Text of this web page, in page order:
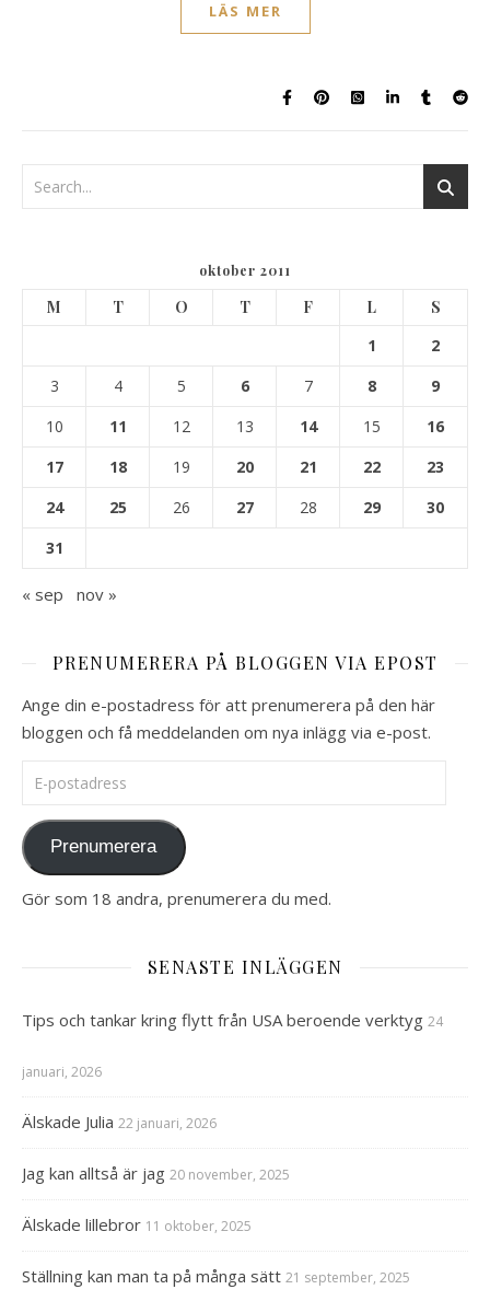
LÄS MER
oktober 2011
M T O T F L
S
1
2
3
4 5 6 7 8
9
10
11 12 13 14 15
16
17
18 19 20 21 22
23
24
25 26 27 28 29
30
31
« sep nov »
PRENUMERERA PÅ BLOGGEN VIA EPOST
Ange din e-postadress för att prenumerera på den här
bloggen och få meddelanden om nya inlägg via e-post.
E-postadress
Prenumerera
Gör som 18 andra, prenumerera du med.
SENASTE INLÄGGEN
Tips och tankar kring flytt från USA beroende verktyg 24
januari, 2026
Älskade Julia 22 januari, 2026
Jag kan alltså är jag 20 november, 2025
Älskade lillebror 11 oktober, 2025
Ställning kan man ta på många sätt 21 september, 2025